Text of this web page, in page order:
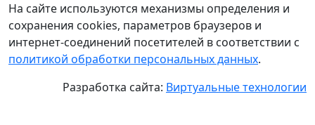
На сайте используются механизмы определения и
сохранения cookies, параметров браузеров и
интернет-соединений посетителей в соответствии с
политикой обработки персональных данных.
Разработка сайта: Виртуальные технологии